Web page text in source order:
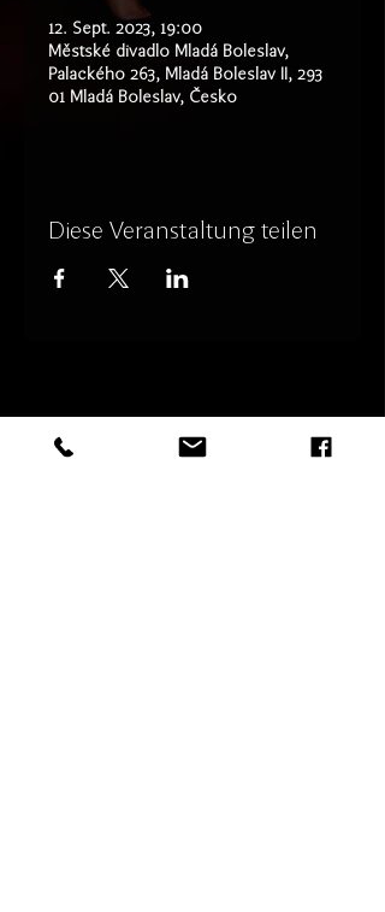
12. Sept. 2023, 19:00
Městské divadlo Mladá Boleslav,
Palackého 263, Mladá Boleslav II, 293
01 Mladá Boleslav, Česko
Diese Veranstaltung teilen